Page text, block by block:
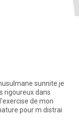
sunnite.je
rigoureux dans
de mon
pour m distrai